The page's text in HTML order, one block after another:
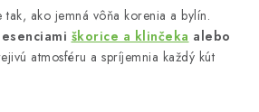
ako jemná vôňa korenia a bylín.
škorice a klinčeka alebo
atmosféru a spríjemnia každý kút